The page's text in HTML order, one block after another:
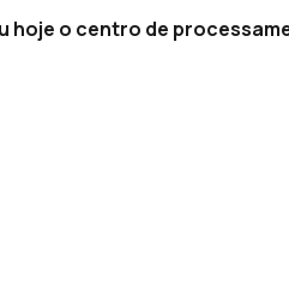
hoje o centro de